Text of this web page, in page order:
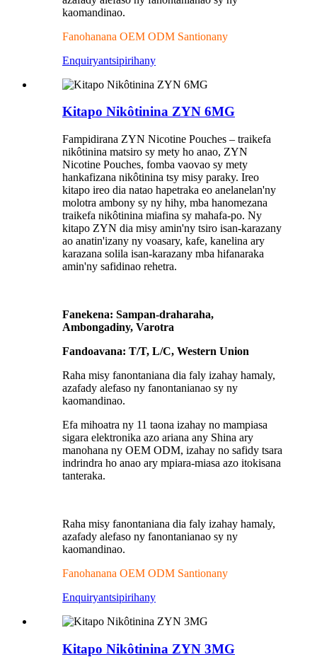
kaomandinao.
Fanohanana OEM ODM Santionany
Enquiryantsipirihany
Kitapo Nikôtinina ZYN 6MG
Fampidirana ZYN Nicotine Pouches – traikefa
nikôtinina matsiro sy mety ho anao, ZYN
Nicotine Pouches, fomba vaovao sy mety
hankafizana nikôtinina tsy misy paraky. Ireo
kitapo ireo dia natao hapetraka eo anelanelan'ny
molotra ambony sy ny hihy, mba hanomezana
traikefa nikôtinina miafina sy mahafa-po. Ny
kitapo ZYN dia misy amin'ny tsiro isan-karazany
ao anatin'izany ny voasary, kafe, kanelina ary
karazana solila isan-karazany mba hifanaraka
amin'ny safidinao rehetra.
Fanekena: Sampan-draharaha,
Ambongadiny, Varotra
Fandoavana: T/T, L/C, Western Union
Raha misy fanontaniana dia faly izahay hamaly,
azafady alefaso ny fanontanianao sy ny
kaomandinao.
Efa mihoatra ny 11 taona izahay no mampiasa
sigara elektronika azo ariana any Shina ary
manohana ny OEM ODM, izahay no safidy tsara
indrindra ho anao ary mpiara-miasa azo itokisana
tanteraka.
Raha misy fanontaniana dia faly izahay hamaly,
azafady alefaso ny fanontanianao sy ny
kaomandinao.
Fanohanana OEM ODM Santionany
Enquiryantsipirihany
Kitapo Nikôtinina ZYN 3MG